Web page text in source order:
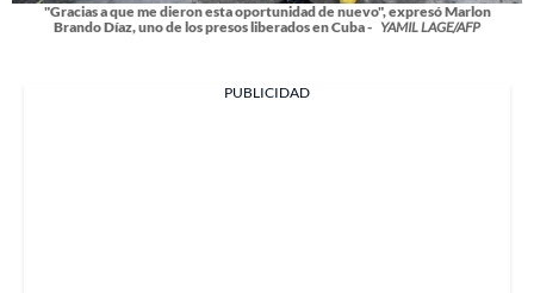
"Gracias a que me dieron esta oportunidad de nuevo", expresó Marlon
Brando Díaz, uno de los presos liberados en Cuba - YAMIL LAGE/AFP
PUBLICIDAD